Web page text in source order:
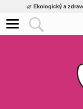
🌿 Ekologický a
Inovativní
Český eshop s